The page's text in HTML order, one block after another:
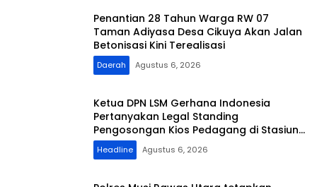
Penantian 28 Tahun Warga RW 07
Taman Adiyasa Desa Cikuya Akan Jalan
Betonisasi Kini Terealisasi
Daerah Agustus 6, 2026
Ketua DPN LSM Gerhana Indonesia
Pertanyakan Legal Standing
Pengosongan Kios Pedagang di Stasiun
Tigaraksa
Headline Agustus 6, 2026